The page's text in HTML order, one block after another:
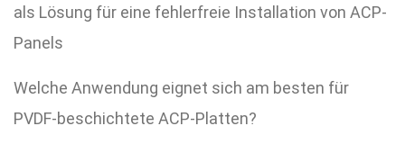
als Lösung für eine fehlerfreie Installation von ACP-
Panels
Welche Anwendung eignet sich am besten für
PVDF-beschichtete ACP-Platten?